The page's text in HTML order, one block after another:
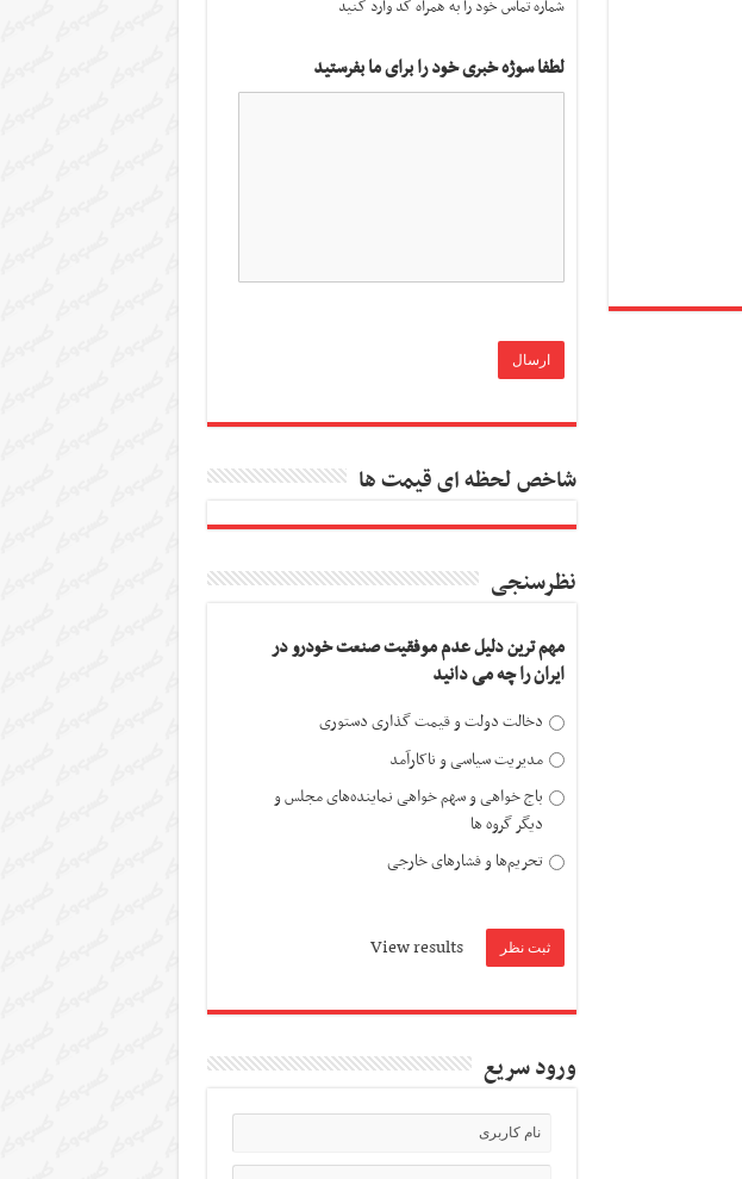
شماره تماس خود را به همراه کد وارد کنید
لطفا سوژه خبری خود را برای ما بفرستید
شاخص لحظه ای قیمت ها
نظرسنجی
مهم ترین دلیل عدم موفقیت صنعت خودرو در
ایران را چه می دانید
دخالت دولت و قیمت گذاری دستوری
مدیریت سیاسی و ناکارآمد
باج خواهی و سهم خواهی نماینده‌های مجلس و
دیگر گروه ها
تحریم‌ها و فشارهای خارجی
View results
ورود سریع